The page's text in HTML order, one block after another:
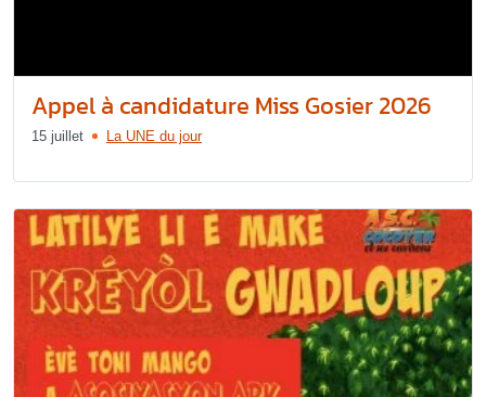
Appel à candidature Miss Gosier 2026
15 juillet La UNE du jour